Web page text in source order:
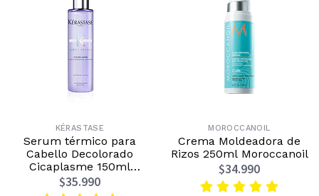
KÉRASTASE
Serum térmico para
Cabello Decolorado
Cicaplasme 150ml
Kérastase
$35.990
MOROCCANOIL
Crema Moldeadora de
Rizos 250ml Moroccanoil
$34.990